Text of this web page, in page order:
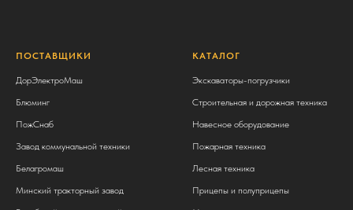
ПОСТАВЩИКИ
ДорЭлектроМаш
Блюминг
ПожСнаб
Завод коммунальной техники
Белагромаш
Минский тракторный завод
КАТАЛОГ
Экскаваторы-погрузчики
Строительная и дорожная техника
Навесное оборудование
Пожарная техника
Лесная техника
Прицепы и полуприцепы